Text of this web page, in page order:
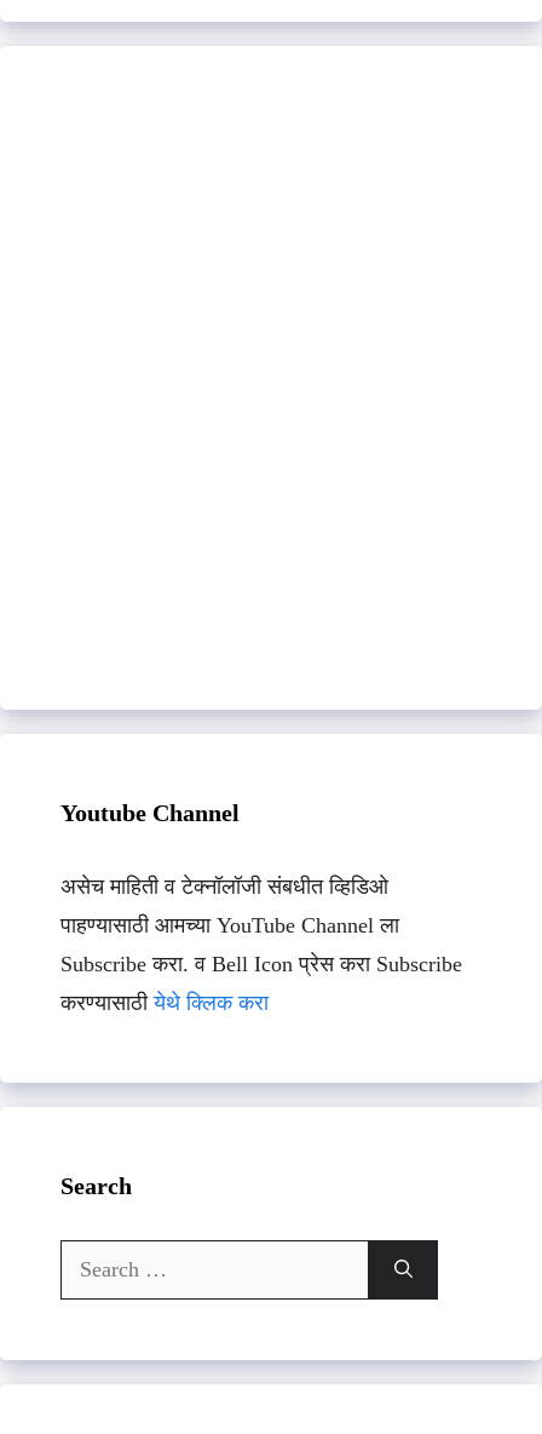
Youtube Channel
असेच माहिती व टेक्नॉलॉजी संबधीत व्हिडिओ
पाहण्यासाठी आमच्या YouTube Channel ला
Subscribe करा. व Bell Icon प्रेस करा Subscribe
करण्यासाठीयेथे क्लिक करा
Search
Search
for: